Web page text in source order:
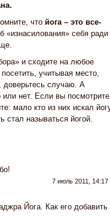
что йога – это все-
«изнасилования» себя ради
и сходите на любое
учитывая место,
доверьтесь случаю. А
нет. Если вы посмотрите
мало кто из них искал
стал называться йогой.
7 июль 2011, 14:17
Йога. Как его добавить